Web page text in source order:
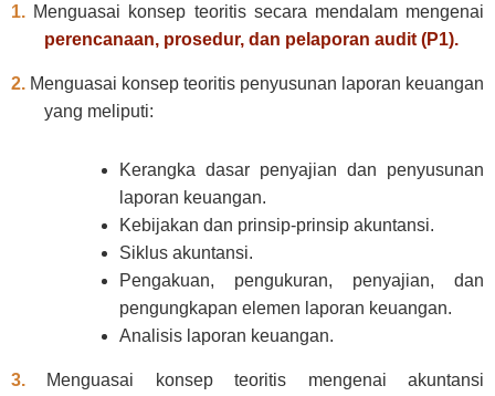
1. Menguasai konsep teoritis secara mendalam mengenai
perencanaan, prosedur, dan pelaporan audit (P1).
2. Menguasai konsep teoritis penyusunan laporan keuangan
yang meliputi:
Kerangka dasar penyajian dan penyusunan
laporan keuangan.
Kebijakan dan prinsip-prinsip akuntansi.
Siklus akuntansi.
Pengakuan, pengukuran, penyajian, dan
pengungkapan elemen laporan keuangan.
Analisis laporan keuangan.
3. Menguasai konsep teoritis mengenai akuntansi